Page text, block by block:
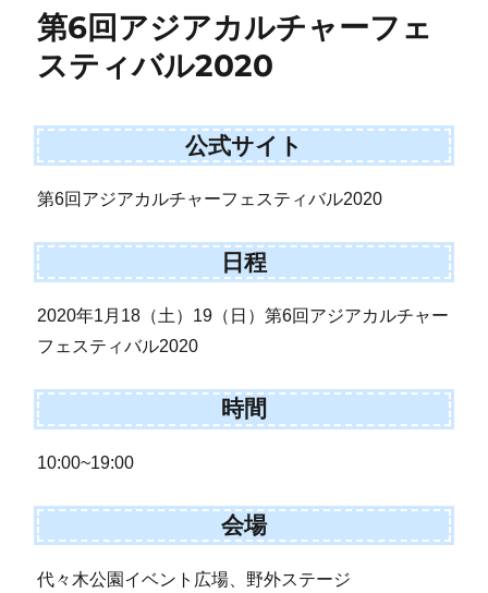
第6回アジアカルチャーフェ
スティバル2020
公式サイト
第6回アジアカルチャーフェスティバル2020
日程
2020年1月18（土）19（日）第6回アジアカルチャー
フェスティバル2020
時間
10:00~19:00
会場
代々木公園イベント広場、野外ステージ